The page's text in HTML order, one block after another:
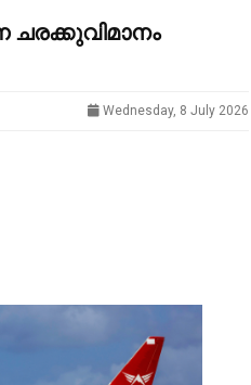
ചരക്കുവിമാനം
Wednesday, 8 July 2026